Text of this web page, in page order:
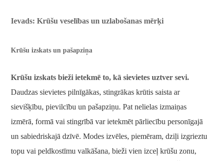
Ievads: Krūšu veselības un uzlabošanas mērķi
Krūšu izskats un pašapziņa
Krūšu izskats bieži ietekmē to, kā sievietes uztver sevi.
Daudzas sievietes pilnīgākas, stingrākas krūtis saista ar
sievišķību, pievilcību un pašapziņu. Pat nelielas izmaiņas
izmērā, formā vai stingrībā var ietekmēt pārliecību personīgajā
un sabiedriskajā dzīvē. Modes izvēles, piemēram, dziļi izgrieztu
topu vai peldkostīmu valkāšana, bieži vien izceļ krūšu zonu,